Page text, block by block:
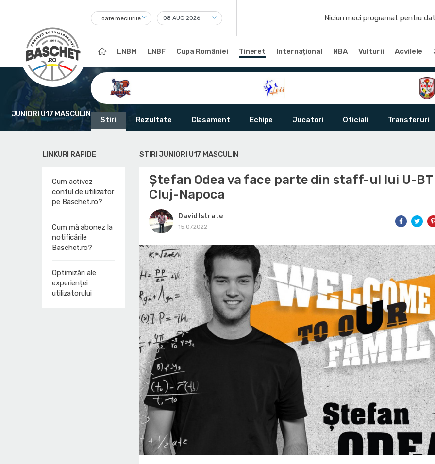
Toate meciurile Niciun meci programat pentru
LNBM LNBF Cupa României Tineret Internațional NBA Vulturii Acvilele
JUNIORI U17 MASCULIN
Stiri Rezultate Clasament Echipe Jucatori Oficiali Transferuri
LINKURI RAPIDE
Cum activez
contul de utilizator
pe Baschet.ro?
Cum mă abonez la
notificările
Baschet.ro?
Optimizări ale
experienței
utilizatorului
STIRI JUNIORI U17 MASCULIN
Ștefan Odea va face parte din staff-ul lui U-BT
Cluj-Napoca
David Istrate
15.07.2022